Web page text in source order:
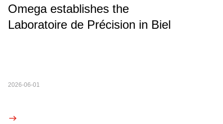
Omega establishes the
Laboratoire de Précision in Biel
2026-06-01